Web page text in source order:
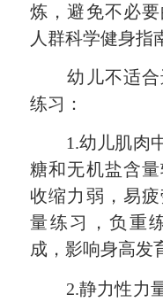
炼，避免不必
人群科学健身指
幼儿不适合
练习：
1.幼儿肌肉中
糖和无机盐含
收缩力弱，易
量练习，负重
成，影响身高发
2.静力性力量